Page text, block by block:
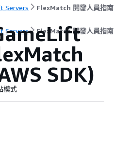
Servers FlexMatch 開發人員指南
Servers FlexMatch 開發人員指南
SDK)
模式